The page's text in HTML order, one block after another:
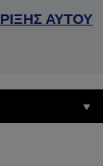
ΑΥΤΟΥ